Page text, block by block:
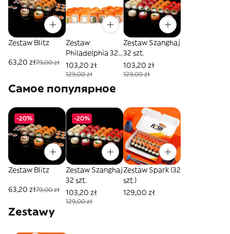
Zestaw Blitz
63,20 zł79,00 zł
Zestaw
Philadelphia 32
szt.
103,20 zł
129,00 zł
Zestaw Szanghaj
32 szt.
103,20 zł
129,00 zł
Самое популярное
-20%
Zestaw Blitz
63,20 zł79,00 zł
-20%
Zestaw Szanghaj
32 szt.
103,20 zł
129,00 zł
Zestaw Spark (32
szt.)
129,00 zł
Zestawy